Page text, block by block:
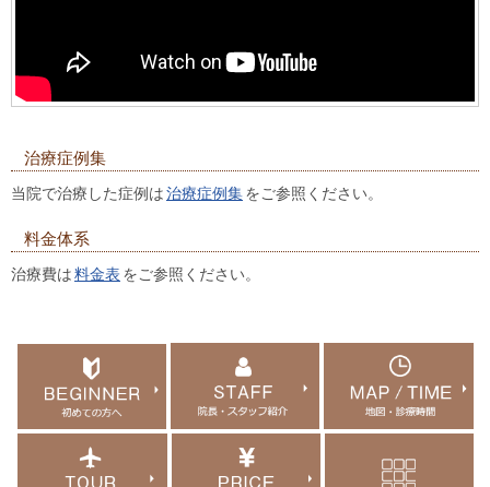
治療症例集
当院で治療した症例は治療症例集をご参照ください。
料金体系
治療費は料金表 をご参照ください。